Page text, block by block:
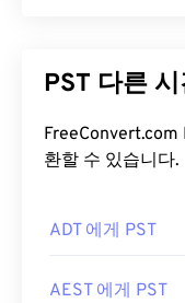
PST 다른
FreeConvert.com
환할 수 있습니다.
ADT 에게 PST
AEST 에게 PST